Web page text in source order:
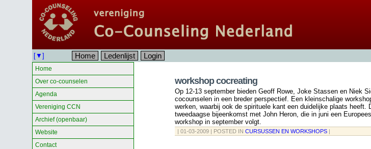
[▼] Home Ledenlijst Login
workshop cocreating
Op 12-13 september bieden Geoff Rowe, Joke Stassen en Niek
cocounselen in een breder perspectief. Een kleinschalige
werken, waarbij ook de spirituele kant een duidelijke plaats
tweedaagse bijeenkomst met John Heron, die in juni een
workshop in september volgt.
| 01-03-2009 | POSTED IN CURSUSSEN EN WORKSHOPS |
Home
Over co-counselen
Agenda
Vereniging CCN
Archief (openbaar)
Website
Contact